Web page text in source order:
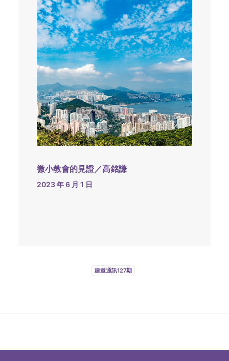
微小教會的見證／高銘謙
2023 年 6 月 1 日
建道通訊127期